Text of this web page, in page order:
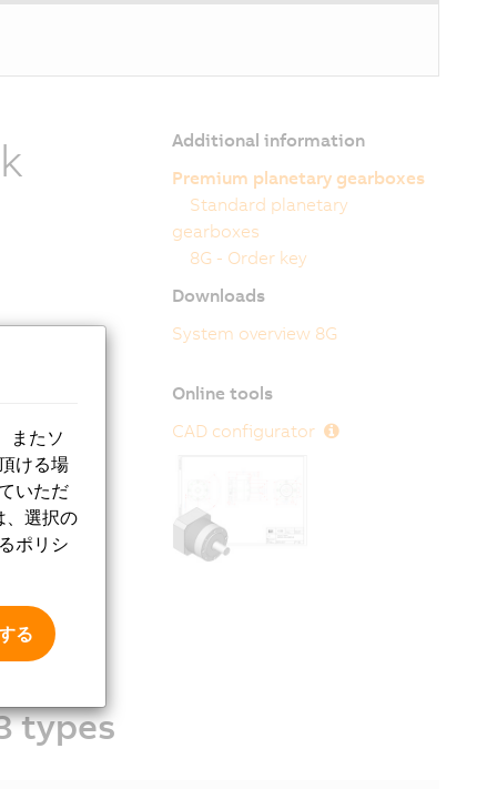
to
area of
having
Additional information
Premium planetary gearboxes
Standard planetary
gearboxes
8G - Order key
Downloads
System overview 8G
Online tools
CAD configurator
types
またソ
ける場
いただ
、選択の
ポリシ
る